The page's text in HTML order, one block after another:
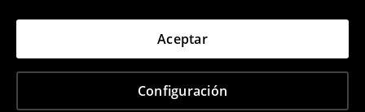
Configuración
Aceptar